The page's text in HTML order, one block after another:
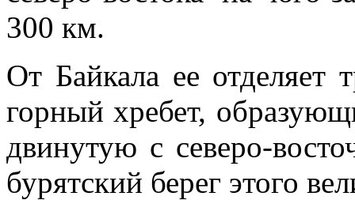
300 км.
От Байкала ее отделяет
горный хребет,
двинутую с северо-
бурятский берег этого